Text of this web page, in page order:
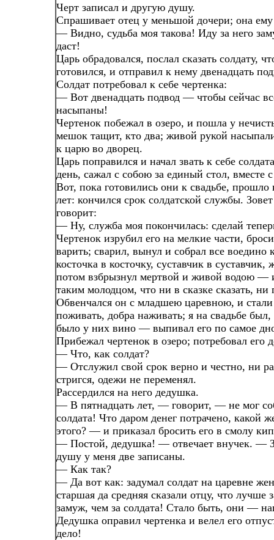
Черт записал и другую душу.
Спрашивает отец у меньшой дочери; она ему
— Видно, судьба моя такова! Иду за него
даст!
Царь обрадовался, послал сказать солдату,
готовился, и отправил к нему двенадцать
Солдат потребовал к себе чертенка:
— Вот двенадцать подвод — чтобы сейчас
насыпаны!
Чертенок побежал в озеро, и пошла у
мешок тащит, кто два; живой рукой
к царю во дворец.
Царь поправился и начал звать к себе
день, сажал с собою за единый стол, вместе
Вот, пока готовились они к свадьбе, прошло
лет: кончился срок солдатской службы.
говорит:
— Ну, служба моя покончилась: сделай
Чертенок изрубил его на мелкие части,
варить; сварил, вынул и собрал все воедино
косточка в косточку, суставчик в
потом взбрызнул мертвой и живой водою —
таким молодцом, что ни в сказке сказать, ни
Обвенчался он с младшею царевною, и
поживать, добра наживать; я на свадьбе
было у них вино — выпивал его по самое
Прибежал чертенок в озеро; потребовал его
— Что, как солдат?
— Отслужил свой срок верно и честно, ни
стригся, одежи не переменял.
Рассердился на него дедушка.
— В пятнадцать лет, — говорит, — не мог
солдата! Что даром денег потрачено, какой
этого? — и приказал бросить его в смолу
— Постой, дедушка! — отвечает внучек. —
душу у меня две записаны.
— Как так?
— Да вот как: задумал солдат на царевне
старшая да средняя сказали отцу, что лучше
замуж, чем за солдата! Стало быть, они —
Дедушка оправил чертенка и велел его
дело!